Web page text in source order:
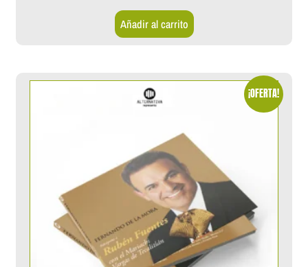
Añadir al carrito
¡OFERTA!